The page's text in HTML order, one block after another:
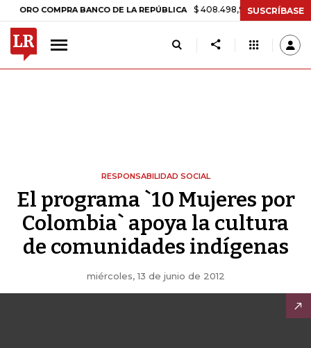
COMPRA BANCO DE LA REPÚBLICA $ 408.498,97 +$ 8.753,81
SUSCRÍBASE
RESPONSABILIDAD SOCIAL
El programa `10 Mujeres por
Colombia` apoya la cultura
de comunidades indígenas
miércoles, 13 de junio de 2012